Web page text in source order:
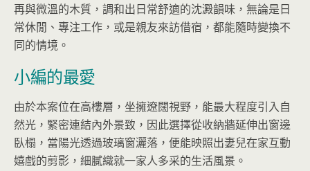
再與微溫的木質，調和出日常舒適的沈澱韻味，無論是日
常休閒、專注工作，或是親友來訪借宿，都能隨時變換不
同的情境。
小編的最愛
由於本案位在高樓層，坐擁遼闊視野，能最大程度引入自
然光，緊密連結內外景致，因此選擇從收納牆延伸出窗邊
臥榻，當陽光透過玻璃窗灑落，便能映照出妻兒在家互動
嬉戲的剪影，細膩織就一家人多采的生活風景。